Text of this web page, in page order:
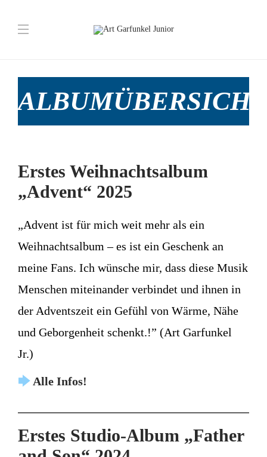
ALBUMÜBERSICHT
Erstes Weihnachtsalbum
„Advent“ 2025
„Advent ist für mich weit mehr als ein
Weihnachtsalbum – es ist ein Geschenk an
meine Fans. Ich wünsche mir, dass diese Musik
Menschen miteinander verbindet und ihnen in
der Adventszeit ein Gefühl von Wärme, Nähe
und Geborgenheit schenkt.!” (Art Garfunkel
Jr.)
🡆 Alle Infos!
Erstes Studio-Album „Father